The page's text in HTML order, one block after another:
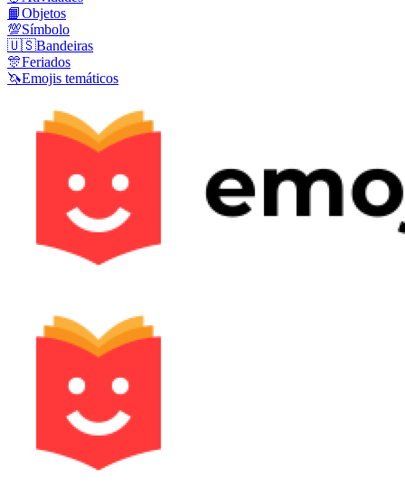
📙Objetos
💯Símbolo
🇺🇸Bandeiras
🎊Feriados
🦄Emojis temáticos